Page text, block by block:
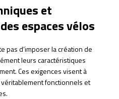
et
espaces vélos
pas d’imposer la création de
leurs caractéristiques
Ces exigences visent à
fonctionnels et